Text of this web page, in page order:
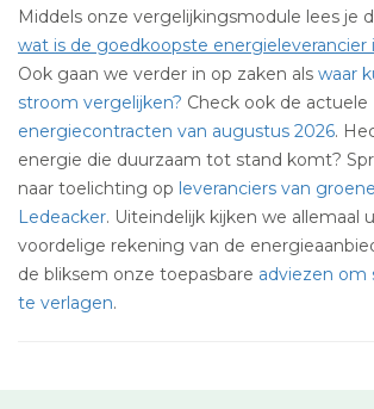
Middels onze vergelijkingsmodule lees je
wat is de goedkoopste energieleverancier
Ook gaan we verder in op zaken als waar
stroom vergelijken? Check ook de actuele
energiecontracten van augustus 2026.
energie die duurzaam tot stand komt?
naar toelichting op leveranciers van
Ledeacker. Uiteindelijk kijken we allemaal
voordelige rekening van de
de bliksem onze toepasbare adviezen om
te verlagen.